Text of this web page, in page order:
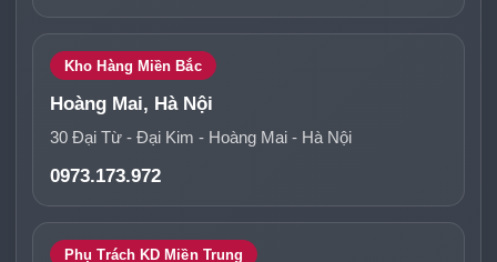
Kho Hàng Miền Bắc
Hoàng Mai, Hà Nội
30 Đại Từ - Đại Kim - Hoàng Mai - Hà Nội
0973.173.972
Phụ Trách KD Miền Trung